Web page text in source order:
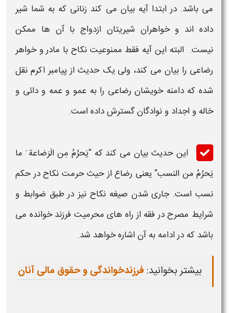
می باشد. در ابتدا آیه بیان می کند زنانى كه به شما شير
داده ‏اند و خواهران شيريتان ازدواج با آن ها ممکن
نیست. البته این آیه فقط ممنوعیت نکاح با مادر و خواهر
رضاعی را بیان می کند، ولی یک حدیث از پیامبر اکرم نقل
شده که دامنه خویشان رضاعی را به عمو و عمه و دائی و
خاله و اجداد و نوادگان گسترش داده است.
این حدیث بیان می کند که "یَحرُمُ مِن الَرَضاعة َ ما
یَحرُمُ من النسب" یعنی رضاع از حیث حرمت نکاح در حکم
نسب است. جاری شدن صیغه نکاح نیز در طبق ضوابط و
شرایط مصرحدر فقه از راه های محرمیت فرزند خوانده می
باشد که در ادامه به آن اشاره خواهد شد.
بیشتر بخوانید: فرزندخواندگی و حقوق مالی آنان